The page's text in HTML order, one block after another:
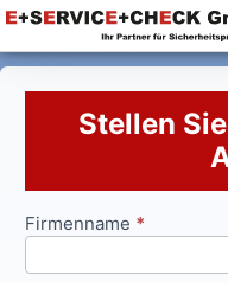
Stellen
Anfrageformular
Firmenname *